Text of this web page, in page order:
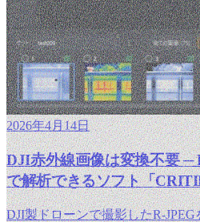
2026年4月14日
DJI赤外線画像は変換不要 ─
で解析できるソフト「
DJI製ドローンで撮影したR-